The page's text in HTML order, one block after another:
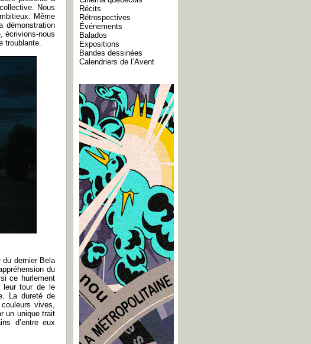
Nous
Même
démonstration
écrivions-nous
troublante.
du dernier Bela
du
ce hurlement
leur tour de le
La dureté de
vives,
un unique trait
d’entre eux
Récits
Rétrospectives
Événements
Balados
Expositions
Bandes dessinées
Calendriers de l’Avent